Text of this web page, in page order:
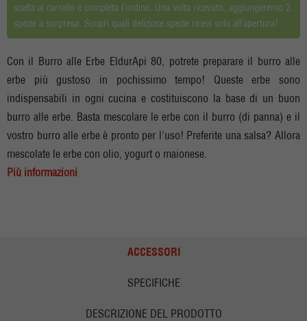
scelta al carrello e completa l’ordine. Una volta ricevuto, aggiungeremo 2
spezie a sorpresa. Scopri quali deliziose spezie ricevi solo all’apertura!
Con il Burro alle Erbe EldurApi 80, potrete preparare il burro alle
erbe più gustoso in pochissimo tempo! Queste erbe sono
indispensabili in ogni cucina e costituiscono la base di un buon
burro alle erbe. Basta mescolare le erbe con il burro (di panna) e il
vostro burro alle erbe è pronto per l'uso! Preferite una salsa? Allora
mescolate le erbe con olio, yogurt o maionese.
Più informazioni
ACCESSORI
SPECIFICHE
DESCRIZIONE DEL PRODOTTO